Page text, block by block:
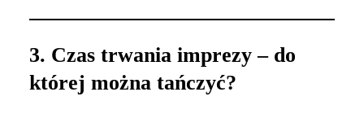
3. Czas trwania imprezy – do
której można tańczyć?